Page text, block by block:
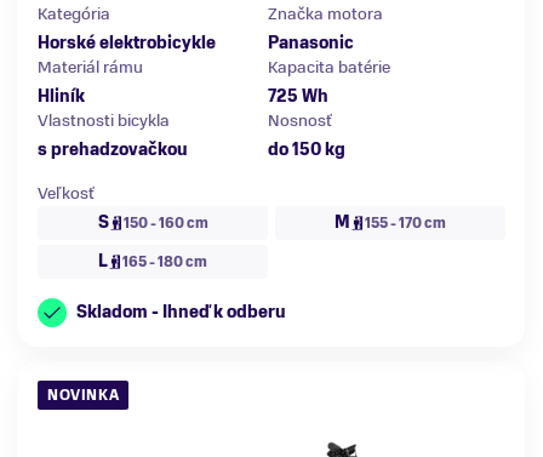
Kategória
Horské elektrobicykle
Značka motora
Panasonic
Materiál rámu
Hliník
Kapacita batérie
725 Wh
Vlastnosti bicykla
s prehadzovačkou
Nosnosť
do 150 kg
Veľkosť
S
150 - 160 cm M 155 - 170 cm
L 165 - 180 cm
Skladom - Ihneď k odberu
NOVINKA